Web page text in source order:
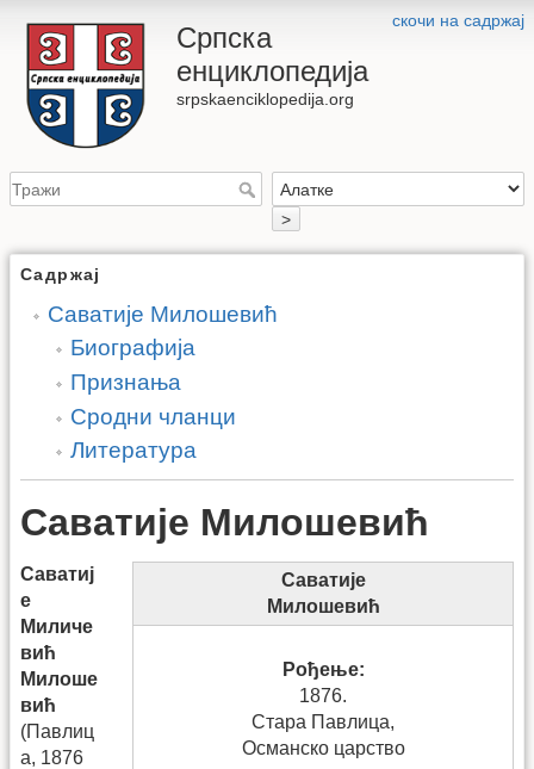
скочи на садржај
Српска
енциклопедија
srpskaenciklopedija.org
>
Садржај
Саватије Милошевић
Биографија
Признања
Сродни чланци
Литература
Саватије Милошевић
Саватије
Милошевић
Рођење:
1876.
Стара Павлица,
Османско царство
Саватиј
е
Миличе
вић
Милоше
вић
(Павлиц
а, 1876